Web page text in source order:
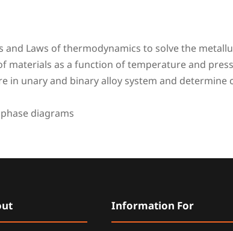
Laws of thermodynamics to solve the
materials as a function of temperature and
in unary and binary alloy system and
diagrams
Information For